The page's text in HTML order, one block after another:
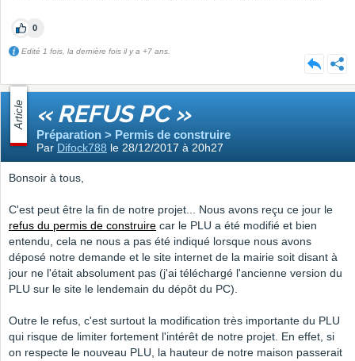
0
Edité 1 fois, la dernière fois il y a +7 ans.
Article « REFUS PC »
Préparation > Permis de construire
Par Difock788 le 28/12/2017 à 20h27
Bonsoir à tous,
C'est peut être la fin de notre projet... Nous avons reçu ce jour le
refus du permis de construire car le PLU a été modifié et bien
entendu, cela ne nous a pas été indiqué lorsque nous avons
déposé notre demande et le site internet de la mairie soit disant à
jour ne l'était absolument pas (j'ai téléchargé l'ancienne version du
PLU sur le site le lendemain du dépôt du PC).
Outre le refus, c'est surtout la modification très importante du PLU
qui risque de limiter fortement l'intérêt de notre projet. En effet, si
on respecte le nouveau PLU, la hauteur de notre maison passerait